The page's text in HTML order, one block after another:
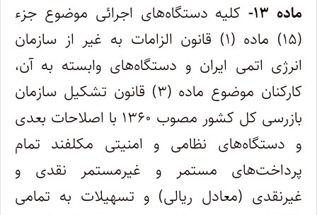
ماده ۱۳-
کلیه دستگاه‌های اجرائی موضوع جزء
(۱۵) ماده (۱)‌ قانون الزامات به غیر از سازمان
انرژی اتمی ایران و دستگاه‌های وابسته به آن،
کارکنان موضوع ماده (۳) قانون تشکیل سازمان
بازرسی کل کشور مصوب ۱۳۶۰ با اصلاحات بعدی
و دستگاه‌های نظامی و امنیتی مکلفند تمام
پرداخت‌های مستمر و غیرمستمر نقدی و
غیرنقدی (معادل ریالی) و تسهیلات به تمامی